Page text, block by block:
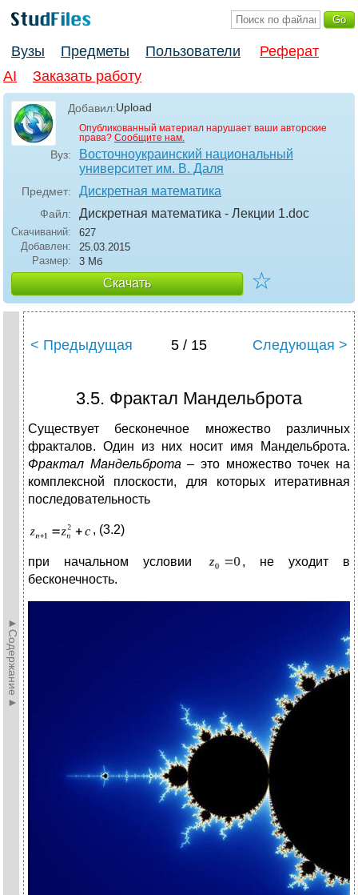
Вузы Предметы Пользователи
Реферат
AI
Заказать работу
Добавил:Upload
Опубликованный материал нарушает ваши авторские
права? Сообщите нам.
Вуз:
Восточноукраинский национальный
университет им. В. Даля
Предмет: Дискретная математика
Файл: Дискретная математика - Лекции 1.doc
Скачиваний:
627
Добавлен:
25.03.2015
Размер:
3 Мб
Скачать ☆
►Содержание►
< Предыдущая 5 / 15 Следующая >
3.5. Фрактал Мандельброта
Существует бесконечное множество различных
фракталов. Один из них носит имя Мандельброта.
Фрактал Мандельброта – это множество точек на
комплексной плоскости, для которых итеративная
последовательность
, (3.2)
при начальном условии
, не уходит в
бесконечность.